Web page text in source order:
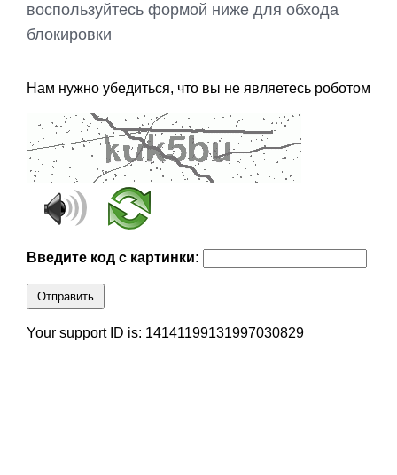
воспользуйтесь формой ниже для обхода
блокировки
Нам нужно убедиться, что вы не являетесь роботом
Введите код с картинки:
Отправить
Your support ID is: 14141199131997030829